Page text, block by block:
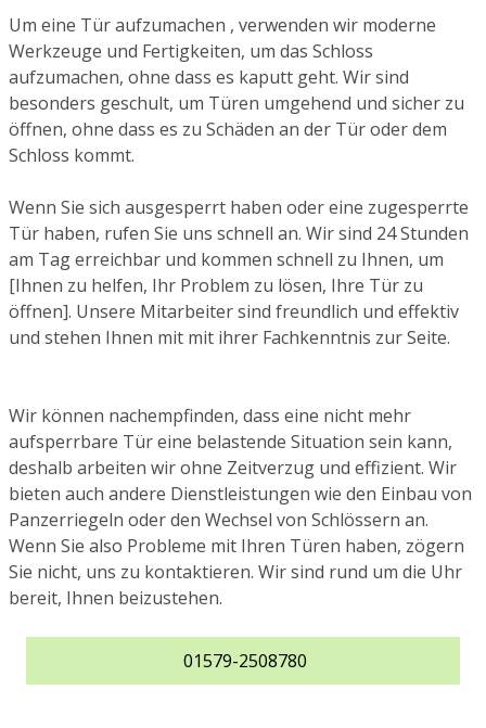
Um eine Tür aufzumachen , verwenden wir moderne
Werkzeuge und Fertigkeiten, um das Schloss
aufzumachen, ohne dass es kaputt geht. Wir sind
besonders geschult, um Türen umgehend und sicher zu
öffnen, ohne dass es zu Schäden an der Tür oder dem
Schloss kommt.
Wenn Sie sich ausgesperrt haben oder eine zugesperrte
Tür haben, rufen Sie uns schnell an. Wir sind 24 Stunden
am Tag erreichbar und kommen schnell zu Ihnen, um
[Ihnen zu helfen, Ihr Problem zu lösen, Ihre Tür zu
öffnen]. Unsere Mitarbeiter sind freundlich und effektiv
und stehen Ihnen mit mit ihrer Fachkenntnis zur Seite.
Wir können nachempfinden, dass eine nicht mehr
aufsperrbare Tür eine belastende Situation sein kann,
deshalb arbeiten wir ohne Zeitverzug und effizient. Wir
bieten auch andere Dienstleistungen wie den Einbau von
Panzerriegeln oder den Wechsel von Schlössern an.
Wenn Sie also Probleme mit Ihren Türen haben, zögern
Sie nicht, uns zu kontaktieren. Wir sind rund um die Uhr
bereit, Ihnen beizustehen.
01579-2508780